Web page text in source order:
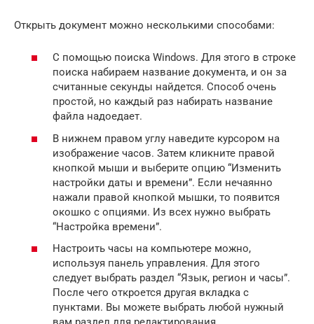
Открыть документ можно несколькими способами:
С помощью поиска Windows. Для этого в строке
поиска набираем название документа, и он за
считанные секунды найдется. Способ очень
простой, но каждый раз набирать название
файла надоедает.
В нижнем правом углу наведите курсором на
изображение часов. Затем кликните правой
кнопкой мыши и выберите опцию “Изменить
настройки даты и времени”. Если нечаянно
нажали правой кнопкой мышки, то появится
окошко с опциями. Из всех нужно выбрать
“Настройка времени”.
Настроить часы на компьютере можно,
используя панель управления. Для этого
следует выбрать раздел “Язык, регион и часы”.
После чего откроется другая вкладка с
пунктами. Вы можете выбрать любой нужный